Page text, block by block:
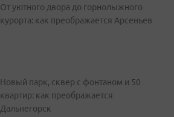
От уютного двора до горнолыжного
курорта: как преображается Арсеньев
Новый парк, сквер с фонтаном и 50
квартир: как преображается
Дальнегорск